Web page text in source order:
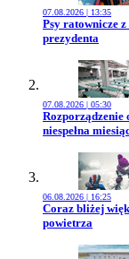
07.08.2026 | 13:35
Przejdź do
Psy ratownicze
prezydenta
07.08.2026 | 05:30
Przejdź do
Rozporządzenie
niespełna
06.08.2026 | 16:25
Przejdź do
Coraz bliżej
powietrza